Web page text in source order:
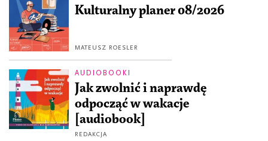
Kulturalny planer 08/2026
MATEUSZ ROESLER
AUDIOBOOKI
Jak zwolnić i naprawdę
odpocząć w wakacje
[audiobook]
REDAKCJA